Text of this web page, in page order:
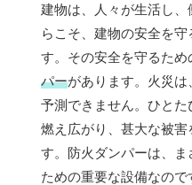
建物は、人々が生活し
らこそ、建物の安全を
す。その安全を守るため
パーがあります。火災
予測できません。ひと
燃え広がり、甚大な被
す。防火ダンパーは、
ための重要な設備なので